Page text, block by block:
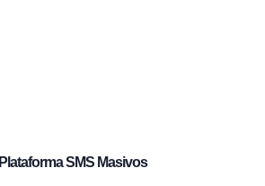
Plataforma SMS Masivos